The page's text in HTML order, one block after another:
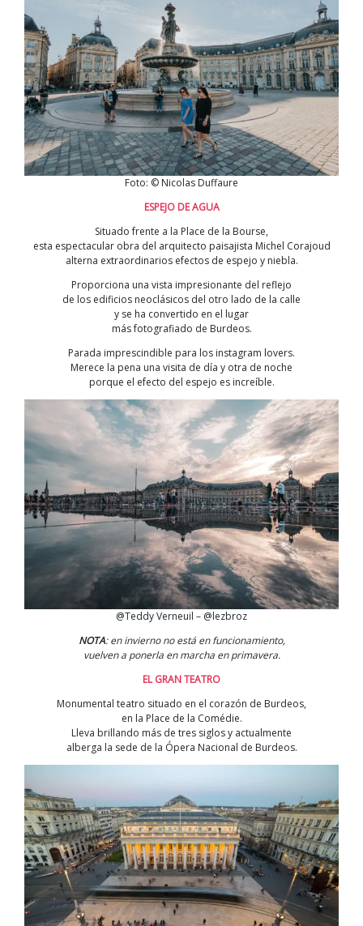
Foto: © Nicolas Duffaure
ESPEJO DE AGUA
Situado frente a la Place de la Bourse,
esta espectacular obra del arquitecto paisajista Michel Corajoud
alterna extraordinarios efectos de espejo y niebla.
Proporciona una vista impresionante del reflejo
de los edificios neoclásicos del otro lado de la calle
y se ha convertido en el lugar
más fotografiado de Burdeos.
Parada imprescindible para los instagram lovers.
Merece la pena una visita de día y otra de noche
porque el efecto del espejo es increíble.
@Teddy Verneuil – @lezbroz
NOTA: en invierno no está en funcionamiento,
vuelven a ponerla en marcha en primavera.
EL GRAN TEATRO
Monumental teatro situado en el corazón de Burdeos,
en la Place de la Comédie.
Lleva brillando más de tres siglos y actualmente
alberga la sede de la Ópera Nacional de Burdeos.